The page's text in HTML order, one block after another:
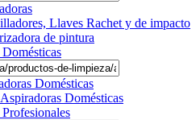
Llaves Rachet y de impacto
de pintura
Domésticas
Domésticas